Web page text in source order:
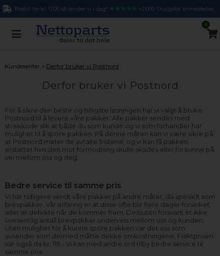
Bestill før kl. 17.00 så sender vi i dag* >2.000 Trustpilot anmeldelser
0
Kundesenter » Derfor bruker vi Postnord
Derfor bruker vi Postnord
For å sikre den beste og billigste løsningen har vi valgt å bruke
Postnord til å levere våre pakker. Alle pakker sendes med
strekkode slik at både du som kunde og vi som forhandler har
mulighet til å spore pakken. På denne måten kan vi være sikre på
at Postnord møter de avtalte fristene, og vi kan få pakken
erstattet hvis den mot formodning skulle skades eller forsvinne på
vei mellom oss og deg.
Bedre service til samme pris
Vi har tidligere sendt våre pakker på andre måter, da spesielt som
brevpakker. Vår erfaring er at disse ofte blir flere dager forsinket,
eller er defekte når de kommer frem. Dessuten forsvant et ikke
uvesentlig antall brevpakker underveis mellom oss og kunden.
Uten mulighet for å kunne spore pakken var det oss som
avsender som dermed måtte dekke omkostningene. Fraktprisen
var også da kr. 119,- Vi kan med andre ord tilby bedre service til
samme pris.